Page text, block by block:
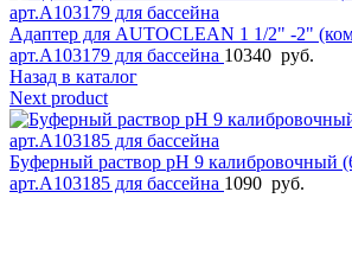
Адаптер для AUTOCLEAN 1 1/2" -2"
арт.A103179 для бассейна 10340 руб.
Назад в каталог
Next product
Буферный раствор рН 9 калибровочный
арт.A103185 для бассейна 1090 руб.